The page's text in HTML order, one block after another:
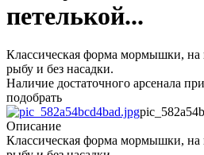
петелькой...
Классическая форма мормышки,
рыбу и без насадки.
Наличие достаточного арсенала
подобрать
Описание
Классическая форма мормышки,